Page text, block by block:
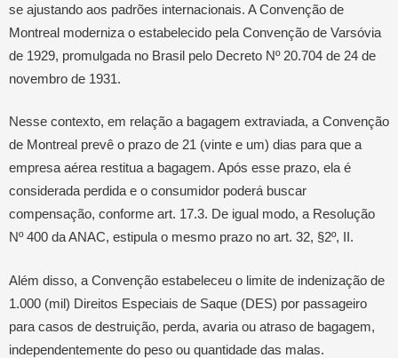
se ajustando aos padrões internacionais. A Convenção de
Montreal moderniza o estabelecido pela Convenção de Varsóvia
de 1929, promulgada no Brasil pelo Decreto Nº 20.704 de 24 de
novembro de 1931.
Nesse contexto, em relação a bagagem extraviada, a Convenção
de Montreal prevê o prazo de 21 (vinte e um) dias para que a
empresa aérea restitua a bagagem. Após esse prazo, ela é
considerada perdida e o consumidor poderá buscar
compensação, conforme art. 17.3. De igual modo, a Resolução
Nº 400 da ANAC, estipula o mesmo prazo no art. 32, §2º, II.
Além disso, a Convenção estabeleceu o limite de indenização de
1.000 (mil) Direitos Especiais de Saque (DES) por passageiro
para casos de destruição, perda, avaria ou atraso de bagagem,
independentemente do peso ou quantidade das malas.